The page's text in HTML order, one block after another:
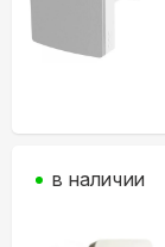
в наличии